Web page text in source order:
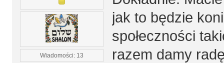
Wiadomości: 13
jak to będzie
społeczności
razem damy